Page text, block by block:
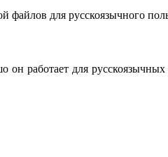
для русскоязычного
он работает для